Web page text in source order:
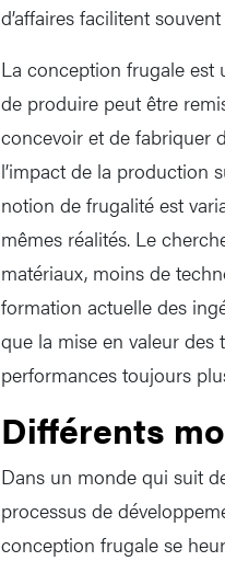
d’affaires facilitent
La conception frugale est
de produire peut être
concevoir et de fabriquer
l’impact de la production
notion de frugalité est
mêmes réalités. Le
matériaux, moins de
formation actuelle des
que la mise en valeur des
performances toujours
Différents
Dans un monde qui suit
processus de
conception frugale se